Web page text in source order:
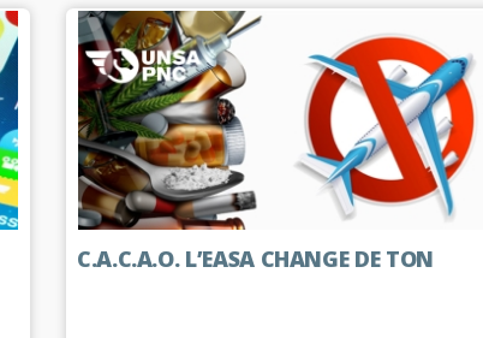
C.A.C.A.O. L’EASA CHANGE DE TON